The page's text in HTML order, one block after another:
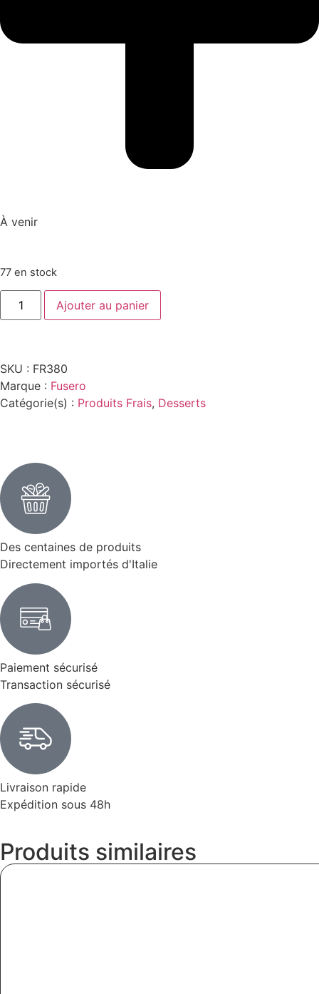
À venir
77 en stock
Ajouter au panier
SKU : FR380
Marque : Fusero
Catégorie(s) : Produits Frais, Desserts
Des centaines de produits
Directement importés d'Italie
Paiement sécurisé
Transaction sécurisé
Livraison rapide
Expédition sous 48h
Produits similaires